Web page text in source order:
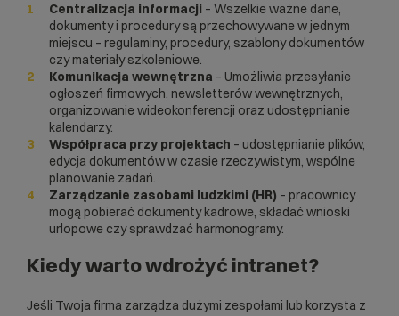
Centralizacja informacji – Wszelkie ważne dane,
dokumenty i procedury są przechowywane w jednym
miejscu – regulaminy, procedury, szablony dokumentów
czy materiały szkoleniowe.
Komunikacja wewnętrzna – Umożliwia przesyłanie
ogłoszeń firmowych, newsletterów wewnętrznych,
organizowanie wideokonferencji oraz udostępnianie
kalendarzy.
Współpraca przy projektach – udostępnianie plików,
edycja dokumentów w czasie rzeczywistym, wspólne
planowanie zadań.
Zarządzanie zasobami ludzkimi (HR) – pracownicy
mogą pobierać dokumenty kadrowe, składać wnioski
urlopowe czy sprawdzać harmonogramy.
Kiedy warto wdrożyć intranet?
Jeśli Twoja firma zarządza dużymi zespołami lub korzysta z